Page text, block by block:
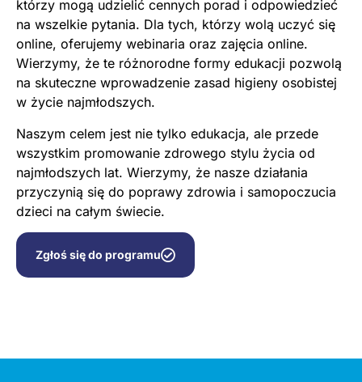
którzy mogą udzielić cennych porad i odpowiedzieć
na wszelkie pytania. Dla tych, którzy wolą uczyć się
online, oferujemy webinaria oraz zajęcia online.
Wierzymy, że te różnorodne formy edukacji pozwolą
na skuteczne wprowadzenie zasad higieny osobistej
w życie najmłodszych.
Naszym celem jest nie tylko edukacja, ale przede
wszystkim promowanie zdrowego stylu życia od
najmłodszych lat. Wierzymy, że nasze działania
przyczynią się do poprawy zdrowia i samopoczucia
dzieci na całym świecie.
Zgłoś się do programu